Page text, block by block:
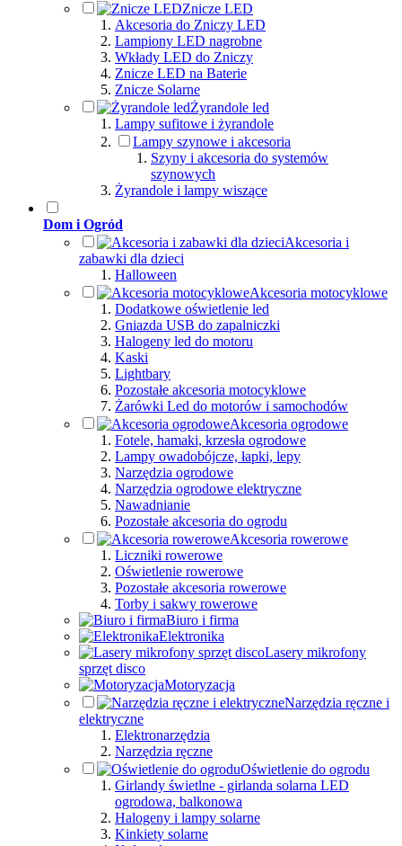
Znicze LED
Akcesoria do Zniczy LED
Lampiony LED nagrobne
Wkłady LED do Zniczy
Znicze LED na Baterie
Znicze Solarne
Żyrandole led
Lampy sufitowe i żyrandole
Lampy szynowe i akcesoria
Szyny i akcesoria do systemów
szynowych
Żyrandole i lampy wiszące
Dom i Ogród
Akcesoria i
zabawki dla dzieci
Halloween
Akcesoria motocyklowe
Dodatkowe oświetlenie led
Gniazda USB do zapalniczki
Halogeny led do motoru
Kaski
Lightbary
Pozostałe akcesoria motocyklowe
Żarówki Led do motorów i samochodów
Akcesoria ogrodowe
Fotele, hamaki, krzesła ogrodowe
Lampy owadobójcze, łapki, lepy
Narzędzia ogrodowe
Narzędzia ogrodowe elektryczne
Nawadnianie
Pozostałe akcesoria do ogrodu
Akcesoria rowerowe
Liczniki rowerowe
Oświetlenie rowerowe
Pozostałe akcesoria rowerowe
Torby i sakwy rowerowe
Biuro i firma
Elektronika
Lasery mikrofony
sprzęt disco
Motoryzacja
Narzędzia ręczne i
elektryczne
Elektronarzędzia
Narzędzia ręczne
Oświetlenie do ogrodu
Girlandy świetlne - girlanda solarna LED
ogrodowa, balkonowa
Halogeny i lampy solarne
Kinkiety solarne